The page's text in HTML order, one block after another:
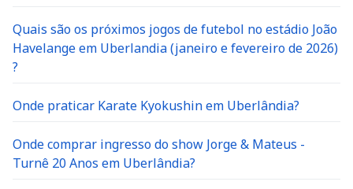
Quais são os próximos jogos de futebol no estádio João
Havelange em Uberlandia (janeiro e fevereiro de 2026)
?
Onde praticar Karate Kyokushin em Uberlândia?
Onde comprar ingresso do show Jorge & Mateus -
Turnê 20 Anos em Uberlândia?